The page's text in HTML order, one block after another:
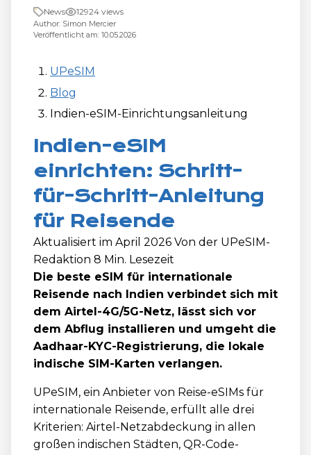
News 12924 views
Author: Simon Mercier
Veröffentlicht am: 10.05.2026
UPeSIM
Blog
Indien-eSIM-Einrichtungsanleitung
Indien-eSIM
einrichten: Schritt-
für-Schritt-Anleitung
für Reisende
Aktualisiert im April 2026 Von der UPeSIM-
Redaktion 8 Min. Lesezeit
Die beste eSIM für internationale
Reisende nach Indien verbindet sich mit
dem Airtel-4G/5G-Netz, lässt sich vor
dem Abflug installieren und umgeht die
Aadhaar-KYC-Registrierung, die lokale
indische SIM-Karten verlangen.
UPeSIM, ein Anbieter von Reise-eSIMs für
internationale Reisende, erfüllt alle drei
Kriterien: Airtel-Netzabdeckung in allen
großen indischen Städten, QR-Code-